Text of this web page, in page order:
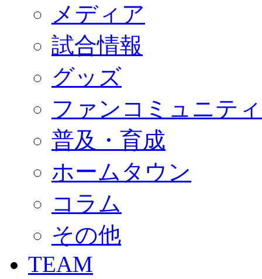
2026/27ファンコミュニティ
サポートショップ
GOODS
オフィシャルストア（実店舗）
オンラインストア
ACADEMY
アカデミーについて
コーチ&スタッフ
ジュニア
ジュニアユース
ユース
練習拠点（ナラディーア）
SCHOOL
CLUB
パートナー募集
クラブ理念
サステナビリティ
Web制作支援
応援プロジェクト
メディア
試合情報
グッズ
ファンコミュニティ
普及・育成
ホームタウン
コラム
その他
TEAM